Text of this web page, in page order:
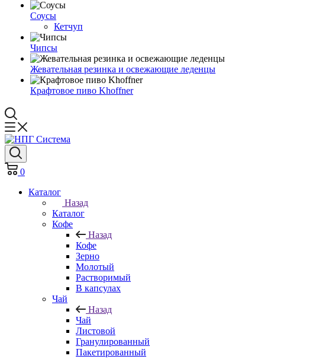
Соусы
Кетчуп
Чипсы
Жевательная резинка и освежающие леденцы
Крафтовое пиво Khoffner
0
Каталог
Назад
Каталог
Кофе
Назад
Кофе
Зерно
Молотый
Растворимый
В капсулах
Чай
Назад
Чай
Листовой
Гранулированный
Пакетированный